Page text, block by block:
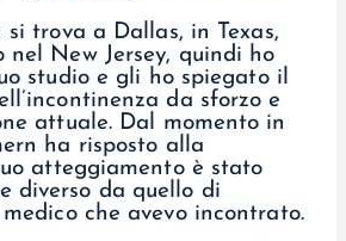
trova a Dallas, in Texas,
nel New Jersey, quindi ho
studio e gli ho spiegato il
da sforzo e
attuale. Dal momento in
ha risposto alla
atteggiamento è stato
diverso da quello di
che avevo incontrato.